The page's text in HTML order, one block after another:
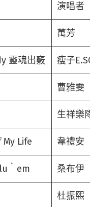
演唱者
萬芳
靈魂出竅 瘦子
曹雅雯
生祥樂
Life 韋禮安
桑布伊
杜振熙